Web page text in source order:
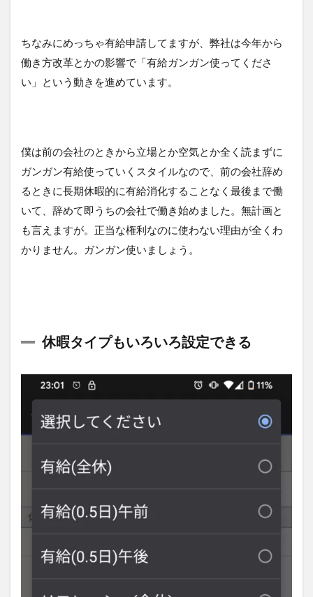
ちなみにめっちゃ有給申請してますが、弊社は今年から
働き方改革とかの影響で「有給ガンガン使ってくださ
い」という動きを進めています。
僕は前の会社のときから立場とか空気とか全く読まずに
ガンガン有給使っていくスタイルなので、前の会社辞め
るときに長期休暇的に有給消化することなく最後まで働
いて、辞めて即うちの会社で働き始めました。無計画と
も言えますが。正当な権利なのに使わない理由が全くわ
かりません。ガンガン使いましょう。
休暇タイプもいろいろ設定できる